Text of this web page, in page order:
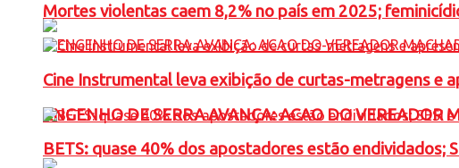
ENGENHO DE SERRA AVANÇA: ACAO DO
Mortes violentas caem 8,2% no país em 2025;
Cine Instrumental leva exibição de curtas-metragens e
BETS: quase 40% dos apostadores estão endividados;